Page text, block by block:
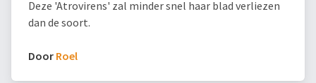
Deze 'Atrovirens' zal minder snel haar blad verliezen
dan de soort.
Door Roel